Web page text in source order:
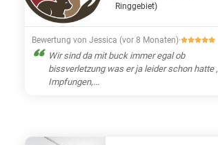
Ringgebiet)
Bewertung von Jessica (vor 8 Monaten)·
Wir sind da mit buck immer egal ob
bissverletzung was er ja leider schon hatte ,
Impfungen,...